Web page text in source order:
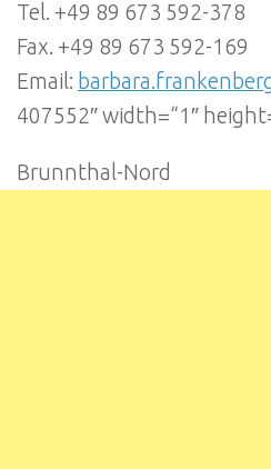
Tel. +49 89 673 592-378
Fax. +49 89 673 592-169
Email:
407552″ width=“1″
Brunnthal-Nord